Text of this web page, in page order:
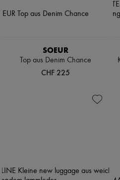
SOEUR
Top aus Denim Chance
CHF 225